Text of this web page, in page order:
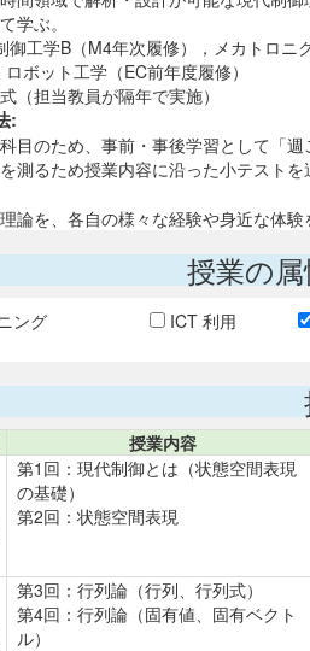
学ぶ。
工学B（M4年次履修），メカトロニ
ロボット工学（EC前年度履修）
（担当教員が隔年で実施）
:
目のため、事前・事後学習として「
測るため授業内容に沿った小テスト
論を、各自の様々な経験や身近な体
授業の
ング ICT 利用
授業内容
第1回：現代制御とは（状態空間表現
の基礎）
第2回：状態空間表現
第3回：行列論（行列、行列式）
第4回：行列論（固有値、固有ベクト
ル）